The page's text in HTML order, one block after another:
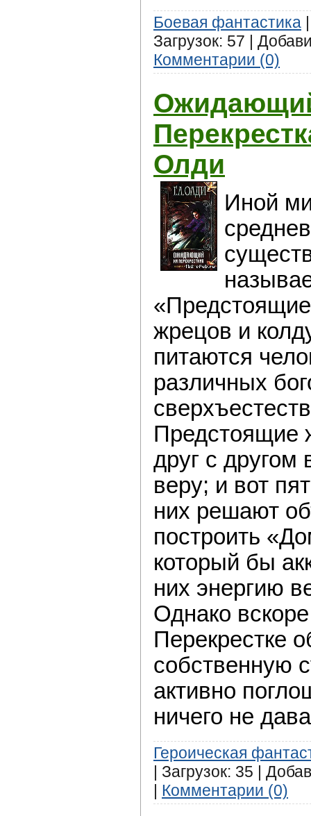
Боевая фантастика
Загрузок: 57 |
Комментарии (0)
Олди
Иной
жрецов и
питаются
различных
Предстоящие
друг с другом
веру; и вот
них решают
построить
который бы
них энергию
Однако
Перекрестке
собственную
активно
ничего не
Героическая
| Загрузок: 35 |
| Комментарии (0)